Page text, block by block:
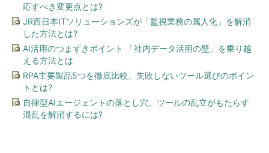
応すべき変更点とは?
JR西日本ITソリューションズが「監視業務の属人化」を解消
した方法とは?
AI活用のつまずきポイント 「社内データ活用の壁」を乗り越
える方法とは
RPA主要製品5つを徹底比較、失敗しないツール選びのポイン
トとは?
自律型AIエージェントの落とし穴、ツールの乱立がもたらす
混乱を解消するには?